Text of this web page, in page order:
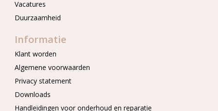
Vacatures
Duurzaamheid
Informatie
Klant worden
Algemene voorwaarden
Privacy statement
Downloads
Handleidingen voor onderhoud en reparatie